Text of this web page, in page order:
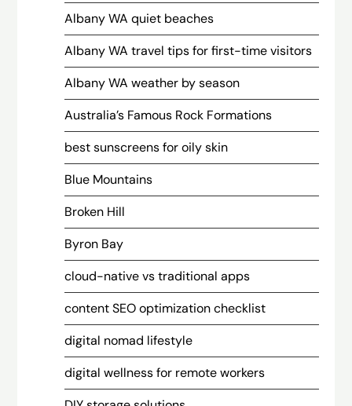
Albany WA quiet beaches
Albany WA travel tips for first-time visitors
Albany WA weather by season
Australia’s Famous Rock Formations
best sunscreens for oily skin
Blue Mountains
Broken Hill
Byron Bay
cloud-native vs traditional apps
content SEO optimization checklist
digital nomad lifestyle
digital wellness for remote workers